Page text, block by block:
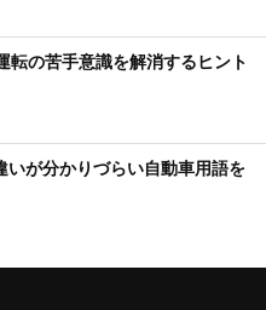
転の苦手意識を解消するヒント
いが分かりづらい自動車用語を